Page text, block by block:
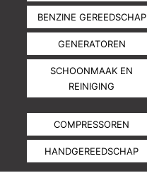
BENZINE GEREEDSCHAP
GENERATOREN
SCHOONMAAK EN
REINIGING
COMPRESSOREN
HANDGEREEDSCHAP